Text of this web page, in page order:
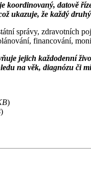
koordinovaný, datově
ukazuje, že každý
správy, zdravotních
financování,
jejich každodenní
na věk, diagnózu či
)
)